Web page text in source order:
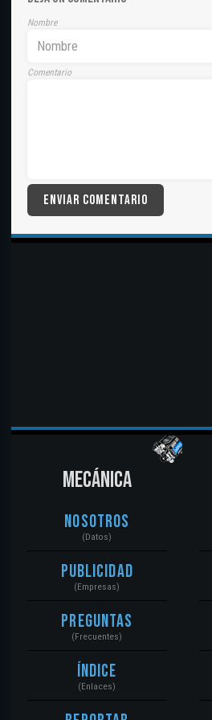
Nombre
Comentario
MECÁNICA
Nosotros
(Datos)
Publicidad
(Empresas)
Preguntas
(Frecuentes)
Índice
(Enlaces)